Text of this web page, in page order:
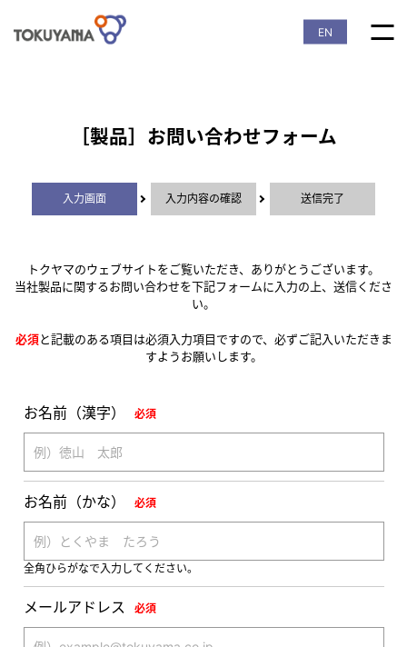
EN
［製品］お問い合わせフォーム
入力画面 入力内容の確認 送信完了
トクヤマのウェブサイトをご覧いただき、ありがとうございます。
当社製品に関するお問い合わせを下記フォームに入力の上、送信くださ
い。
必須と記載のある項目は必須入力項目ですので、必ずご記入いただきま
すようお願いします。
お名前（漢字） 必須
お名前（かな） 必須
全角ひらがなで入力してください。
メールアドレス 必須